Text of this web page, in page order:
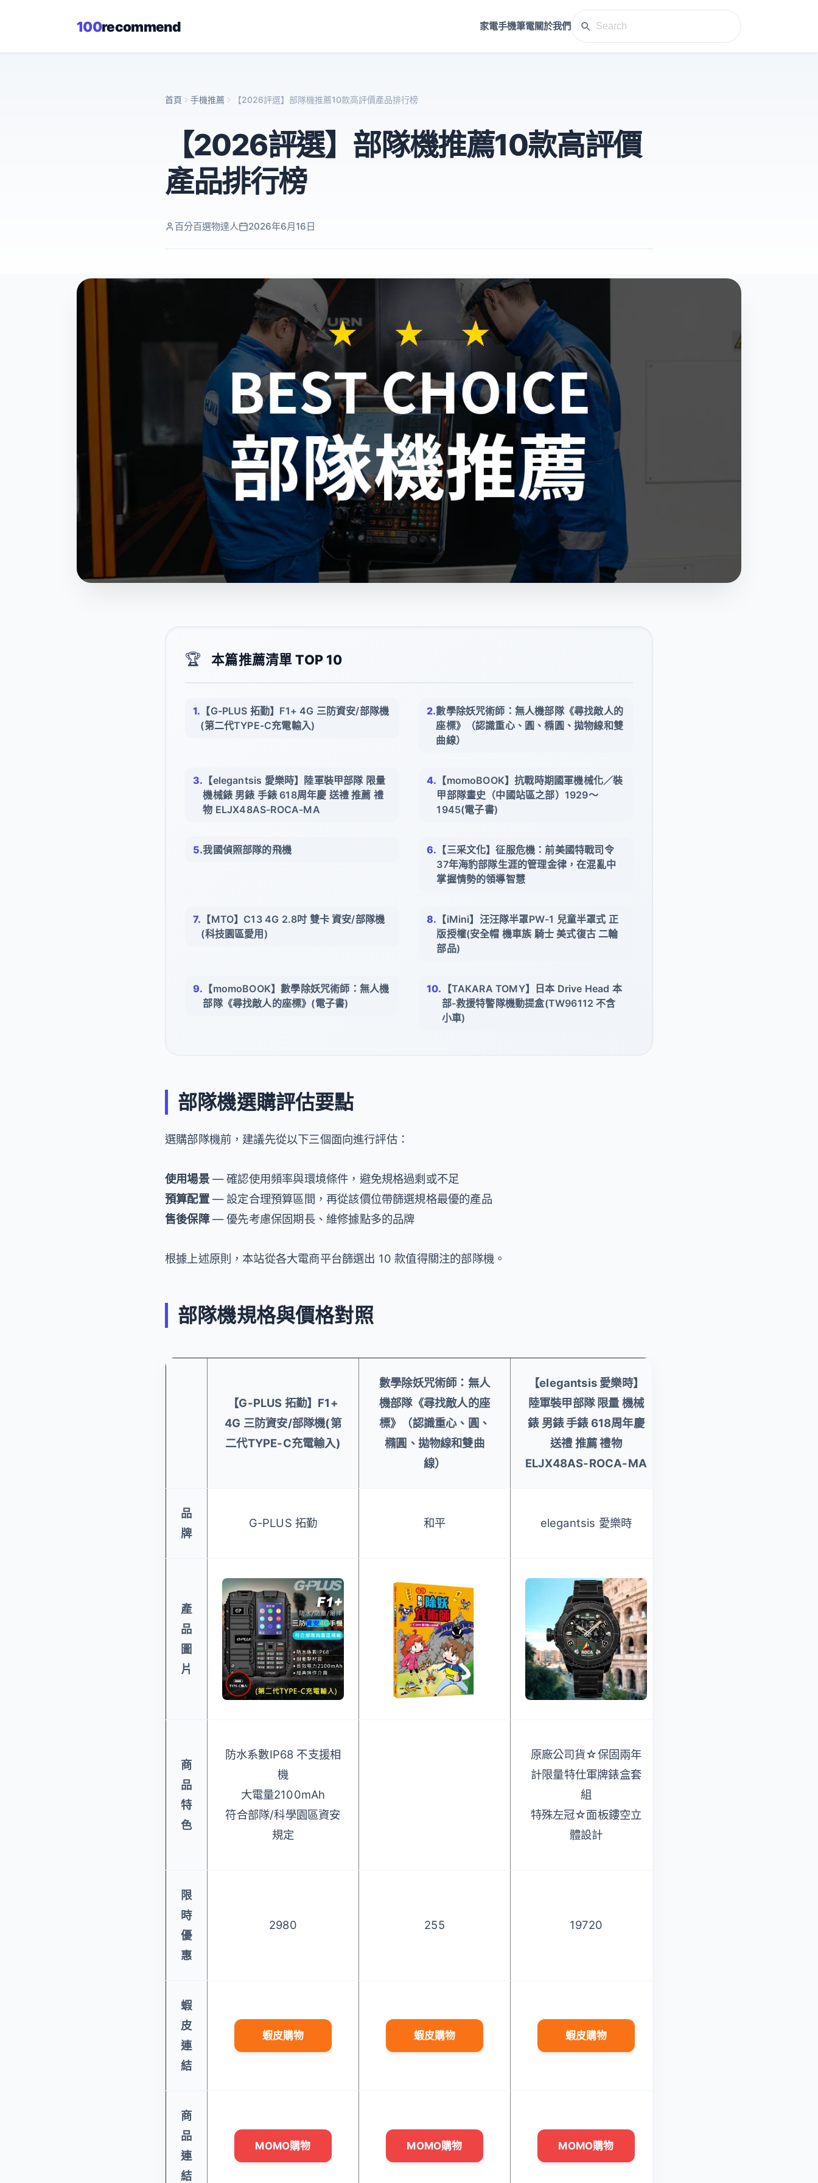
100recommend 家電手機筆電關於我們
首頁 手機推薦 【2026評選】部隊機推薦10款高評價產品排行榜
【2026評選】部隊機推薦10款高評價
產品排行榜
百分百選物達人 2026年6月16日
🏆 本篇推薦清單 TOP 10
【G-PLUS 拓勤】F1+ 4G 三防資安/部隊機
(第二代TYPE-C充電輸入)
數學除妖咒術師：無人機部隊《尋找敵人的
座標》（認識重心、圓、橢圓、拋物線和雙
曲線）
【elegantsis 愛樂時】陸軍裝甲部隊 限量
機械錶 男錶 手錶 618周年慶 送禮 推薦 禮
物 ELJX48AS-ROCA-MA
【momoBOOK】抗戰時期國軍機械化／裝
甲部隊畫史（中國站區之部）1929〜
1945(電子書)
我國偵照部隊的飛機
【三采文化】征服危機：前美國特戰司令
37年海豹部隊生涯的管理金律，在混亂中
掌握情勢的領導智慧
【MTO】C13 4G 2.8吋 雙卡 資安/部隊機
(科技園區愛用)
【iMini】汪汪隊半罩PW-1 兒童半罩式 正
版授權(安全帽 機車族 騎士 美式復古 二輪
部品)
【momoBOOK】數學除妖咒術師：無人機
部隊《尋找敵人的座標》(電子書)
【TAKARA TOMY】日本 Drive Head 本
部-救援特警隊機動提盒(TW96112 不含
小車)
部隊機選購評估要點
選購部隊機前，建議先從以下三個面向進行評估：
使用場景— 確認使用頻率與環境條件，避免規格過剩或不足
預算配置— 設定合理預算區間，再從該價位帶篩選規格最優的產品
售後保障— 優先考慮保固期長、維修據點多的品牌
根據上述原則，本站從各大電商平台篩選出 10 款值得關注的部隊機。
部隊機規格與價格對照
【G-PLUS 拓勤】F1+
4G 三防資安/部隊機(第
二代TYPE-C充電輸入)
數學除妖咒術師：無人
機部隊《尋找敵人的座
標》（認識重心、圓、
橢圓、拋物線和雙曲
線）
【elegantsis 愛樂時】
陸軍裝甲部隊 限量 機械
錶 男錶 手錶 618周年慶
送禮 推薦 禮物
ELJX48AS-ROCA-MA
品
牌
G-PLUS 拓勤 和平 elegantsis 愛樂時
產
品
圖
片
商
品
特
色
防水系數IP68 不支援相
機
大電量2100mAh
符合部隊/科學園區資安
規定
原廠公司貨☆保固兩年
計限量特仕軍牌錶盒套
組
特殊左冠☆面板鏤空立
體設計
限
時
優
惠
2980 255 19720
蝦
皮
連
結
蝦皮購物 蝦皮購物 蝦皮購物
商
品
連
結
MOMO購物 MOMO購物 MOMO購物